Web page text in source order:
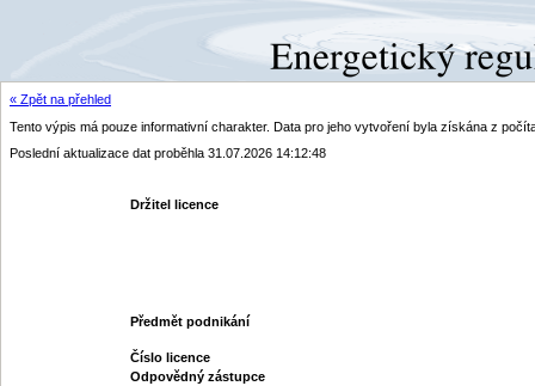
« Zpět na přehled
Tento výpis má pouze informativní charakter. Data pro jeho vytvoření byla získána z
Poslední aktualizace dat proběhla 31.07.2026 14:12:48
Držitel licence
Předmět podnikání
Číslo licence
Odpovědný zástupce